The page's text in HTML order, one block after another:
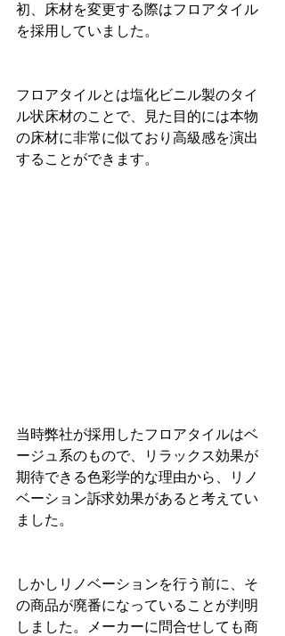
初、床材を変更する際はフロアタイル
を採用していました。
フロアタイルとは塩化ビニル製のタイ
ル状床材のことで、見た目的には本物
の床材に非常に似ており高級感を演出
することができます。
当時弊社が採用したフロアタイルはベ
ージュ系のもので、リラックス効果が
期待できる色彩学的な理由から、リノ
ベーション訴求効果があると考えてい
ました。
しかしリノベーションを行う前に、そ
の商品が廃番になっていることが判明
しました。メーカーに問合せしても商